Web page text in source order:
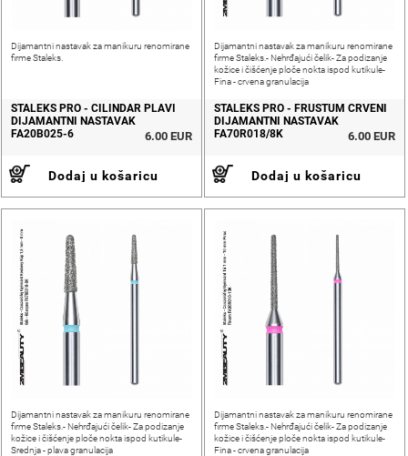
Dijamantni nastavak za manikuru renomirane
firme Staleks.
STALEKS PRO - CILINDAR PLAVI
DIJAMANTNI NASTAVAK
FA20B025-6
6.00 EUR
Dodaj u košaricu
Dijamantni nastavak za manikuru renomirane
firme Staleks.- Nehrđajući čelik- Za podizanje
kožice i čišćenje ploče nokta ispod kutikule-
Fina - crvena granulacija
STALEKS PRO - FRUSTUM CRVENI
DIJAMANTNI NASTAVAK
FA70R018/8K
6.00 EUR
Dodaj u košaricu
Dijamantni nastavak za manikuru renomirane
firme Staleks.- Nehrđajući čelik- Za podizanje
kožice i čišćenje ploče nokta ispod kutikule-
Srednja - plava granulacija
Dijamantni nastavak za manikuru renomirane
firme Staleks.- Nehrđajući čelik- Za podizanje
kožice i čišćenje ploče nokta ispod kutikule-
Fina - crvena granulacija